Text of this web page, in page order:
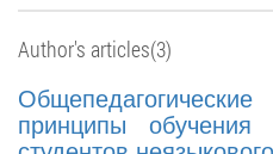
Author's articles(3)
принципы обучения